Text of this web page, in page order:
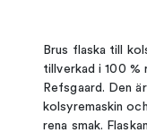
Brus flaska till
tillverkad i 100
Refsgaard. Den
kolsyremaskin
rena smak.